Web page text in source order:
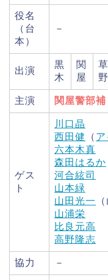
役名
（台
本）
－
出演
黒
木
関
屋
草
野
主演 関屋警部補
ゲス
ト
川口晶
西田健
（
六本木真
森田はるか
河合絃司
山本緑
山田光一
山浦栄
比良元高
高野隆志
協力 －